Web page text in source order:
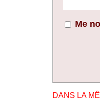
Me
DANS LA